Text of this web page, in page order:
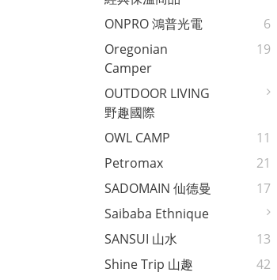
ONPRO 鴻普光電
6
Oregonian
Camper
19
OUTDOOR LIVING
野趣國際
OWL CAMP
11
Petromax
21
SADOMAIN 仙德曼
17
Saibaba Ethnique
SANSUI 山水
13
Shine Trip 山趣
42